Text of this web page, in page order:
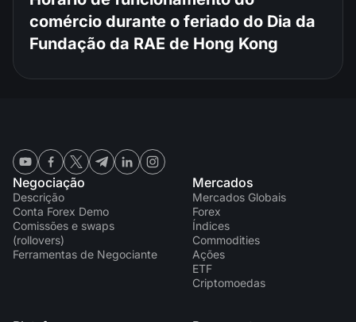
comércio durante o feriado do Dia da
Fundação da RAE de Hong Kong
Negociação
Descrição
Conta Forex Demo
Comissões e swaps
(rollovers)
Ferramentas de Negociante
Mercados
Mercados Globais
Forex
Índices
Commodities
Ações
ETF
Criptomoedas